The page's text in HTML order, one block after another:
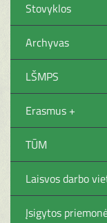
Stovyklos
Archyvas
LŠMPS
Erasmus +
TŪM
Laisvos darbo
Įsigytos